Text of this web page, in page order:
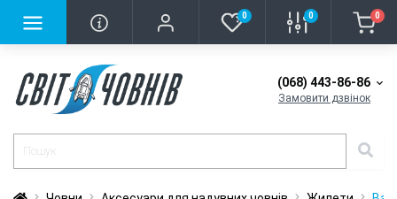
0 0 0
(068) 443-86-86
Замовити дзвінок